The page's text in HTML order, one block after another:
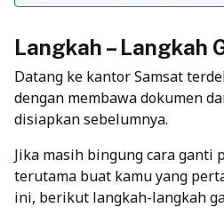
Langkah – Langkah
Datang ke kantor Samsat
dengan membawa dokumen
disiapkan sebelumnya.
Jika masih bingung cara ganti
terutama buat kamu yang
ini, berikut langkah-langkah